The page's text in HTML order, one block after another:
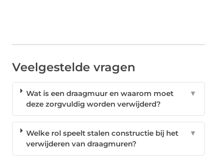
Veelgestelde vragen
Wat is een draagmuur en waarom moet
deze zorgvuldig worden verwijderd?
▼
Welke rol speelt stalen constructie bij het
verwijderen van draagmuren?
▼